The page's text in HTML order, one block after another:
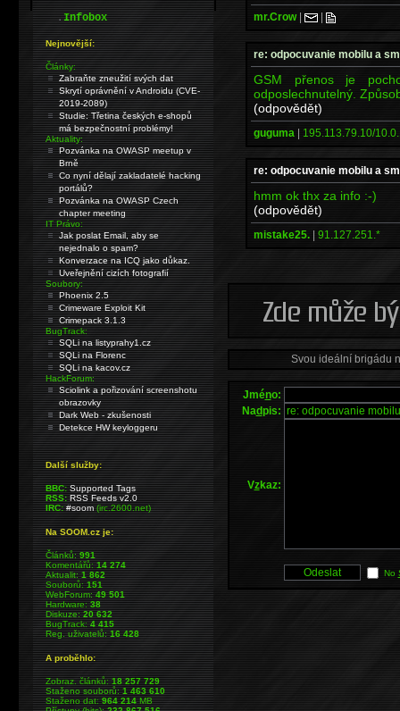
mr.Crow| |
re: odpocuvanie mobilu a
GSM přenos je
odposlechnutelný.
(odpovědět)
guguma | 195.113.79.10/
re: odpocuvanie mobilu a
hmm ok thx za info :-)
(odpovědět)
mistake25. | 91.127.251.*
Svou ideální brigádu
Jméno:
Nadpis:
Vzkaz:
No
.Infobox
Nejnovější:
Články:
Zabraňte zneužití svých dat
Skrytí oprávnění v Androidu (CVE-
2019-2089)
Studie: Třetina českých e-shopů
má bezpečnostní problémy!
Aktuality:
Pozvánka na OWASP meetup v
Brně
Co nyní dělají zakladatelé hacking
portálů?
Pozvánka na OWASP Czech
chapter meeting
IT Právo:
Jak poslat Email, aby se
nejednalo o spam?
Konverzace na ICQ jako důkaz.
Uveřejnění cizích fotografií
Soubory:
Phoenix 2.5
Crimeware Exploit Kit
Crimepack 3.1.3
BugTrack:
SQLi na listyprahy1.cz
SQLi na Florenc
SQLi na kacov.cz
HackForum:
Sciolink a pořizování screenshotu
obrazovky
Dark Web - zkušenosti
Detekce HW keyloggeru
Další služby:
BBC: Supported Tags
RSS: RSS Feeds v2.0
IRC: #soom(irc.2600.net)
Na SOOM.cz je:
Článků:991
Komentářů:14 274
Aktualit:1 862
Souborů:151
WebForum:49 501
Hardware:38
Diskuze:20 632
BugTrack:4 415
Reg. uživatelů:16 428
A proběhlo:
Zobraz. článků:18 257 729
Staženo souborů:1 463 610
Staženo dat:964 214MB